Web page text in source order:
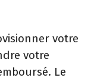
votre
votre
Le